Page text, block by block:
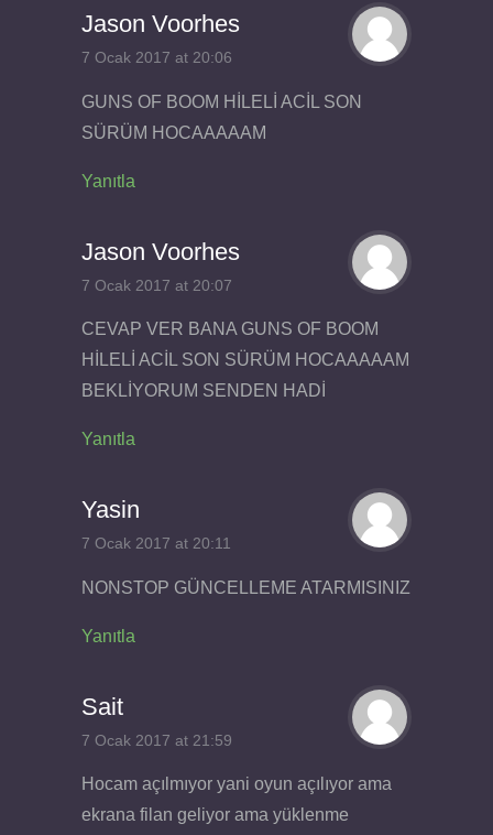
Jason Voorhes
7 Ocak 2017 at 20:06
GUNS OF BOOM HİLELİ ACİL SON
SÜRÜM HOCAAAAAM
Yanıtla
Jason Voorhes
7 Ocak 2017 at 20:07
CEVAP VER BANA GUNS OF BOOM
HİLELİ ACİL SON SÜRÜM HOCAAAAAM
BEKLİYORUM SENDEN HADİ
Yanıtla
Yasin
7 Ocak 2017 at 20:11
NONSTOP GÜNCELLEME ATARMISINIZ
Yanıtla
Sait
7 Ocak 2017 at 21:59
Hocam açılmıyor yani oyun açılıyor ama
ekrana filan geliyor ama yüklenme